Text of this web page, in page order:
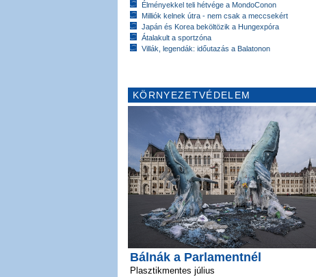
Élményekkel teli hétvége a MondoConon
Milliók kelnek útra - nem csak a meccsekért
Japán és Korea beköltözik a Hungexpóra
Átalakult a sportzóna
Villák, legendák: időutazás a Balatonon
KÖRNYEZETVÉDELEM
Bálnák a Parlamentnél
Plasztikmentes július